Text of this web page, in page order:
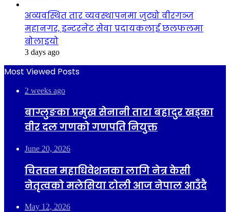
अव्यवस्थित तार व्यवस्थापनमा जुट्यो वीरगञ्ज
महानगर, इन्टरनेट सेवा प्रदायकलाई छलफलमा
बोलाइयो
3 days ago
Most Viewed Posts
2 weeks ago
बाग्लुङका प्रमुख सेनानी तारा बहादुर खड्का
वीर दल गणको गणपति नियुक्त
June 20, 2026
चितवन महाधिवेशनका लागि नेत्र केसी
नेतृत्वको मलेसिया टोली आज नेपाल आउँदै
May 12, 2026